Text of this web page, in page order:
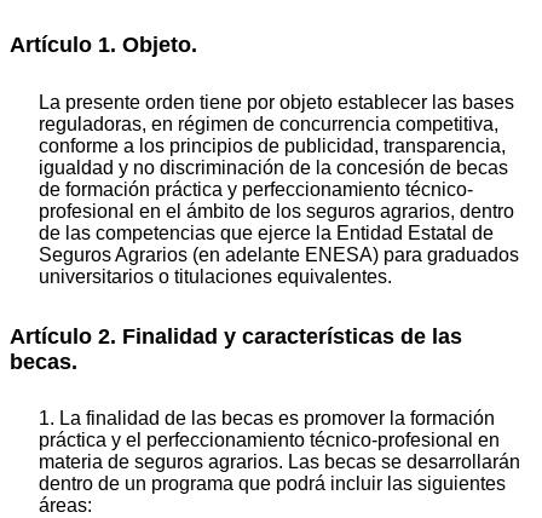
Artículo 1. Objeto.
La presente orden tiene por objeto establecer las bases
reguladoras, en régimen de concurrencia competitiva,
conforme a los principios de publicidad, transparencia,
igualdad y no discriminación de la concesión de becas
de formación práctica y perfeccionamiento técnico-
profesional en el ámbito de los seguros agrarios, dentro
de las competencias que ejerce la Entidad Estatal de
Seguros Agrarios (en adelante ENESA) para graduados
universitarios o titulaciones equivalentes.
Artículo 2. Finalidad y características de las
becas.
1. La finalidad de las becas es promover la formación
práctica y el perfeccionamiento técnico-profesional en
materia de seguros agrarios. Las becas se desarrollarán
dentro de un programa que podrá incluir las siguientes
áreas: